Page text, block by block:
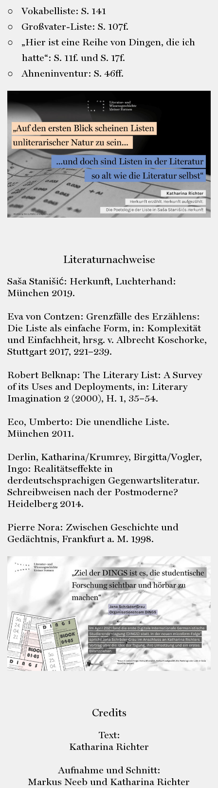
Vokabelliste: S. 141
Großvater-Liste: S. 107f.
„Hier ist eine Reihe von Dingen, die ich
hatte“: S. 11f. und S. 17f.
Ahneninventur: S. 46ff.
Literaturnachweise
Saša Stanišić: Herkunft, Luchterhand:
München 2019.
Eva von Contzen: Grenzfälle des Erzählens:
Die Liste als einfache Form, in: Komplexität
und Einfachheit, hrsg. v. Albrecht Koschorke,
Stuttgart 2017, 221–239.
Robert Belknap: The Literary List: A Survey
of its Uses and Deployments, in: Literary
Imagination 2 (2000), H. 1, 35–54.
Eco, Umberto: Die unendliche Liste.
München 2011.
Derlin, Katharina/Krumrey, Birgitta/Vogler,
Ingo: Realitätseffekte in
derdeutschsprachigen Gegenwartsliteratur.
Schreibweisen nach der Postmoderne?
Heidelberg 2014.
Pierre Nora: Zwischen Geschichte und
Gedächtnis, Frankfurt a. M. 1998.
Credits
Text:
Katharina Richter
Aufnahme und Schnitt:
Markus Neeb und Katharina Richter